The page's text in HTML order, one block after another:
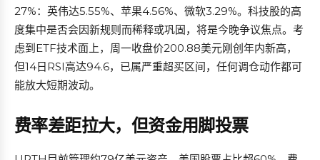
27%：英伟达5.55%、苹果4.56%、微软3.29%。科技股的高
度集中是否会因新规则而稀释或巩固，将是今晚争议焦点。考
虑到ETF技术面上，周一收盘价200.88美元刚创年内新高，
但14日RSI高达94.6，已属严重超买区间，任何调仓动作都可
能放大短期波动。
费率差距拉大，但资金用脚投票